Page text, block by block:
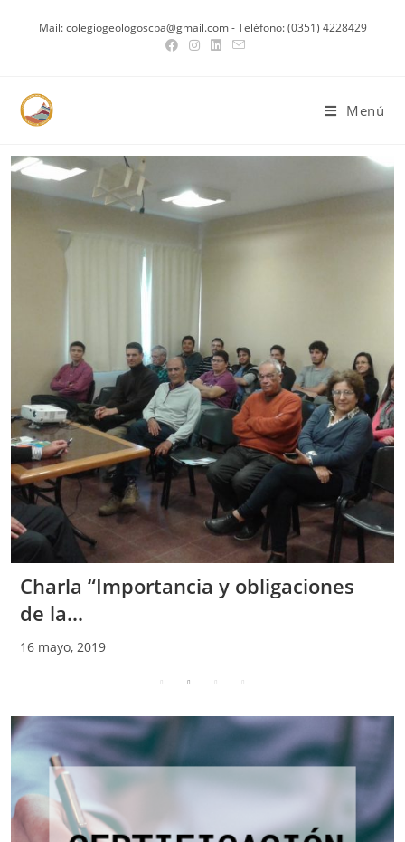
Mail: colegiogeologoscba@gmail.com - Teléfono: (0351) 4228429
Menú
Charla “Importancia y obligaciones
de la...
16 mayo, 2019